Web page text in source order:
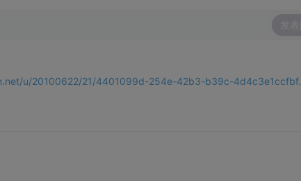
发表
u/20100622/21/4401099d-254e-42b3-b39c-